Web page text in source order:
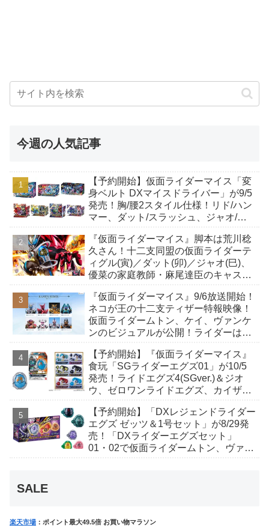
今週の人気記事
【予約開始】仮面ライダーマイス「変
身ベルト DXマイスドライバー」が9/5
発売！胸/腰2スタイル仕様！リド/ハン
マー、ダット/スラッシュ、ジャオ/バ
も！
『仮面ライダーマイス』脚本は荒川稔
久さん！十二支同盟の仮面ライダーテ
ィグル(寅)／ダット(卯)／ジャオ(巳)、
優菜の家庭教師・麻尾達臣のキャスト
んも変身！
『仮面ライダーマイス』9/6放送開始！
ネコが王の十二支ティザー特報映像！
仮面ライダームトン、ケイ、ヴァンケ
ンのビジュアルが公開！ライダーは子
【予約開始】『仮面ライダーマイス』
食玩「SGライダーエグズ01」が10/5
発売！ライドエグズ4(SGver.)＆ジオ
ウ、ゼロワンライドエグズ、カイザ、
【予約開始】「DXレジェンドライダー
エグズ ゼッツ＆1号セット」が8/29発
売！「DXライダーエグズセット」
01・02で仮面ライダームトン、ヴァン
SALE
楽天市場 ：ポイント最大49.5倍 お買い物マラソン